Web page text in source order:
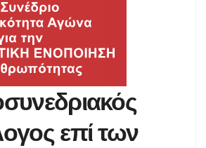
επί των